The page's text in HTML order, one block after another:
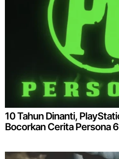
10 Tahun Dinanti,
Bocorkan Cerita Persona